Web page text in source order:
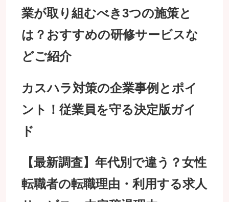
業が取り組むべき3つの施策と
は？おすすめの研修サービスな
どご紹介
カスハラ対策の企業事例とポイ
ント！従業員を守る決定版ガイ
ド
【最新調査】年代別で違う？女性
転職者の転職理由・利用する求人